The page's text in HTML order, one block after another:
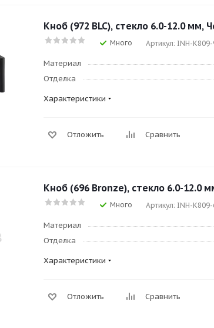
Кноб (972 BLC), стекло 6.0-12.0 мм,
Много Артикул: INH-K809-
Материал
Отделка
Характеристики
Отложить Сравнить
Кноб (696 Bronze), стекло 6.0-12.0
Много Артикул: INH-
Материал
Отделка
Характеристики
Отложить Сравнить